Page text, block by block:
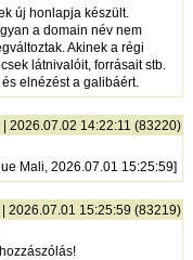
új honlapja készült.
a domain név nem
Akinek a régi
látnivalóit, forrásait stb.
elnézést a galibáért.
| 2026.07.02 14:22:11 (83220)
Mali, 2026.07.01 15:25:59]
| 2026.07.01 15:25:59 (83219)